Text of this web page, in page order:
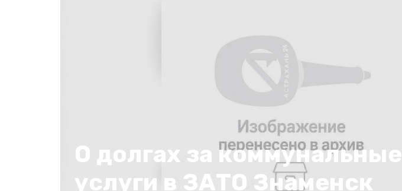
О долгах за коммунальные
услуги в ЗАТО Знаменск